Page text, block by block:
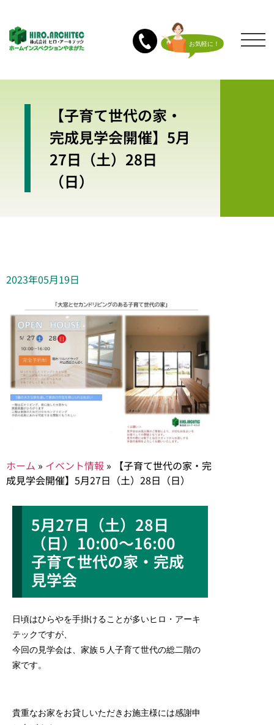
【子育て世代の家・
完成見学会開催】5月
27日（土）28日
（日）
2023年05月19日
ホーム » イベント情報 » 【子育て世代の家・完
成見学会開催】5月27日（土）28日（日）
5月27日（土）28日
（日）10:00～16:00
子育て世代の家・完成
見学会
日頃はひらやを手掛けることが多いヒロ・アーキ
テックですが、
今回の見学会は、家族５人子育て世代の総二階の
家です。
貴重なお家をお貸しいただきお施主様には感謝申